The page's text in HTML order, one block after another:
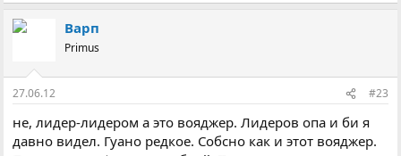
Варп
Primus
27.06.12 #23
не, лидер-лидером а это вояджер. Лидеров опа и би я
давно видел. Гуано редкое. Собсно как и этот вояджер.